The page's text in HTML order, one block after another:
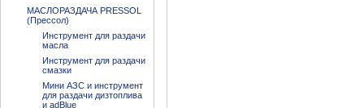
МАСЛОРАЗДАЧА PRESSOL
(Прессол)
Инструмент для раздачи
масла
Инструмент для раздачи
смазки
Мини АЗС и инструмент
для раздачи дизтоплива
и adBlue